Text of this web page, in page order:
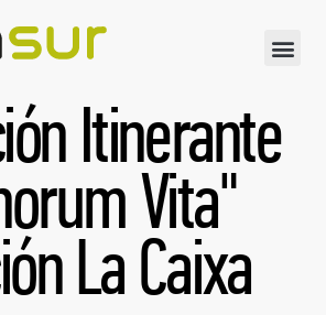
Itinerante
Vita"
La Caixa